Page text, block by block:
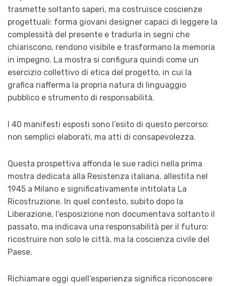
trasmette soltanto saperi, ma costruisce coscienze
progettuali: forma giovani designer capaci di leggere la
complessità del presente e tradurla in segni che
chiariscono, rendono visibile e trasformano la memoria
in impegno. La mostra si configura quindi come un
esercizio collettivo di etica del progetto, in cui la
grafica riafferma la propria natura di linguaggio
pubblico e strumento di responsabilità.
I 40 manifesti esposti sono l’esito di questo percorso:
non semplici elaborati, ma atti di consapevolezza.
Questa prospettiva affonda le sue radici nella prima
mostra dedicata alla Resistenza italiana, allestita nel
1945 a Milano e significativamente intitolata La
Ricostruzione. In quel contesto, subito dopo la
Liberazione, l’esposizione non documentava soltanto il
passato, ma indicava una responsabilità per il futuro:
ricostruire non solo le città, ma la coscienza civile del
Paese.
Richiamare oggi quell’esperienza significa riconoscere